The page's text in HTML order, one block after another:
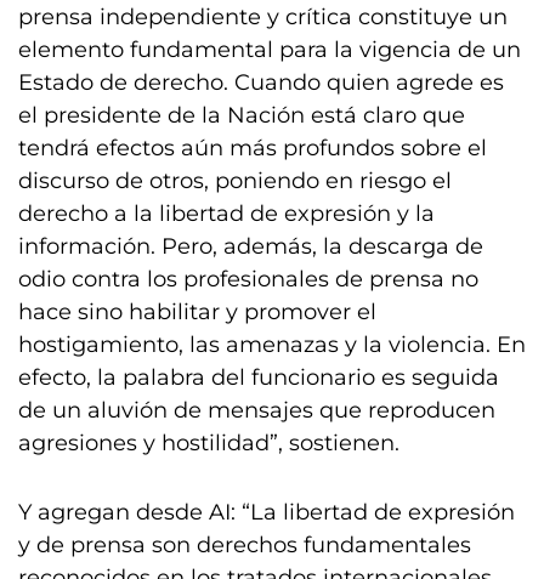
prensa independiente y crítica constituye un
elemento fundamental para la vigencia de un
Estado de derecho. Cuando quien agrede es
el presidente de la Nación está claro que
tendrá efectos aún más profundos sobre el
discurso de otros, poniendo en riesgo el
derecho a la libertad de expresión y la
información. Pero, además, la descarga de
odio contra los profesionales de prensa no
hace sino habilitar y promover el
hostigamiento, las amenazas y la violencia. En
efecto, la palabra del funcionario es seguida
de un aluvión de mensajes que reproducen
agresiones y hostilidad”, sostienen.
Y agregan desde AI: “La libertad de expresión
y de prensa son derechos fundamentales